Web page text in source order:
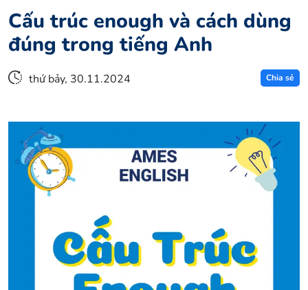
Cấu trúc enough và cách dùng
đúng trong tiếng Anh
thứ bảy, 30.11.2024 Chia sẻ